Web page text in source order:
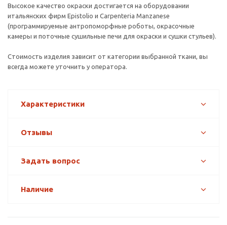
Высокое качество окраски достигается на оборудовании
итальянских фирм Epistolio и Carpenteria Manzanese
(программируемые антропоморфные роботы, окрасочные
камеры и поточные сушильные печи для окраски и сушки стульев).
Стоимость изделия зависит от категории выбранной ткани, вы
всегда можете уточнить у оператора.
Характеристики
Отзывы
Задать вопрос
Наличие